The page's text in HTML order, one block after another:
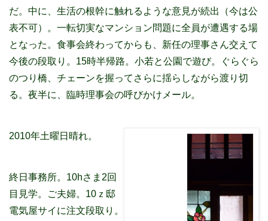
だ。中に、生活の根幹に触れるような意見が続出（今は公
表不可）。一転切実なマンション問題に全員が遭遇する場
となった。食事会終わってからも、新任の理事さん交えて
今後の段取り。15時半帰路。小若と公園で遊び。ぐらぐら
のつり橋、チェーンを握ってさらに揺らしながら渡り切
る。夜半に、臨時理事会の呼びかけメール。
2010年土曜日晴れ。
終日事務所。 10hさま 2回
目見学。ご夫婦。10ｚ邸
電気屋サイに注文段取り。